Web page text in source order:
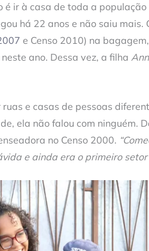
é ir à casa de toda a
há 22 anos e não saiu
e Censo 2010) na
ano. Dessa vez, a filha
e casas de pessoas
ela não falou com ninguém.
no Censo 2000.
e ainda era o primeiro